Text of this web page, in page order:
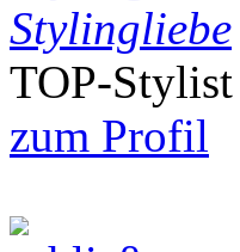
Stylingliebe
TOP-Stylist
zum Profil